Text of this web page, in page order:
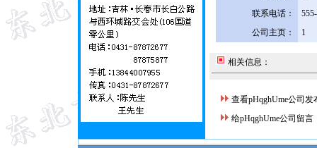
联系电话：
公司主页：
1
相关信息：
查看pHqghUme公司发
给pHqghUme公司留言